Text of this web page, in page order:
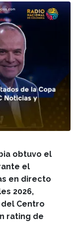
obtuvo el
el
en directo
2026,
Centro
rating de